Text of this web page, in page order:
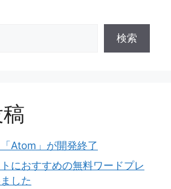
検索
Atom」が開発終了
におすすめの無料ワードプレ
した